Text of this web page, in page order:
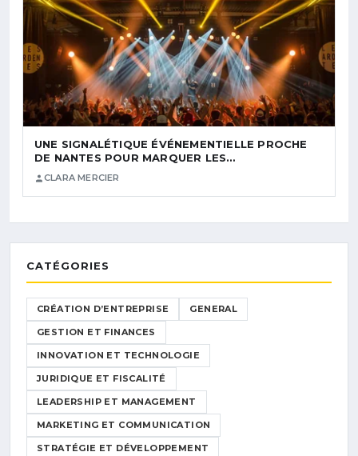
UNE SIGNALÉTIQUE ÉVÉNEMENTIELLE PROCHE
DE NANTES POUR MARQUER LES…
CLARA MERCIER
CATÉGORIES
CRÉATION D’ENTREPRISE GENERAL
GESTION ET FINANCES
INNOVATION ET TECHNOLOGIE
JURIDIQUE ET FISCALITÉ
LEADERSHIP ET MANAGEMENT
MARKETING ET COMMUNICATION
STRATÉGIE ET DÉVELOPPEMENT